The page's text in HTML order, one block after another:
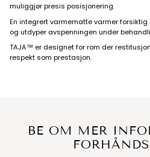
muliggjør presis posisjonering.
En integrert varmematte varmer forsiktig
og utdyper avspenningen under
TAJA™ er designet for rom der
respekt som prestasjon.
BE OM MER